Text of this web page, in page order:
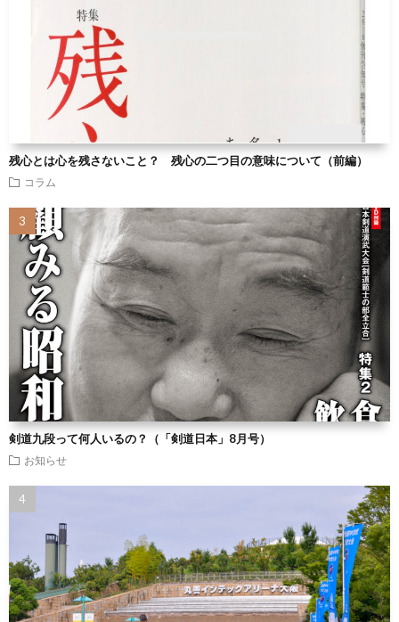
残心とは心を残さないこと？ 残心の二つ目の意味について（前編）
コラム
剣道九段って何人いるの？（「剣道日本」8月号）
お知らせ